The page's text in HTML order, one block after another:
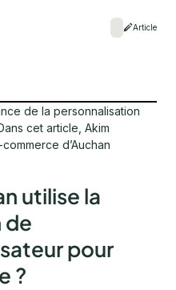
Article
de la personnalisation
cet article, Akim
d’Auchan
utilise la
de
pour
?